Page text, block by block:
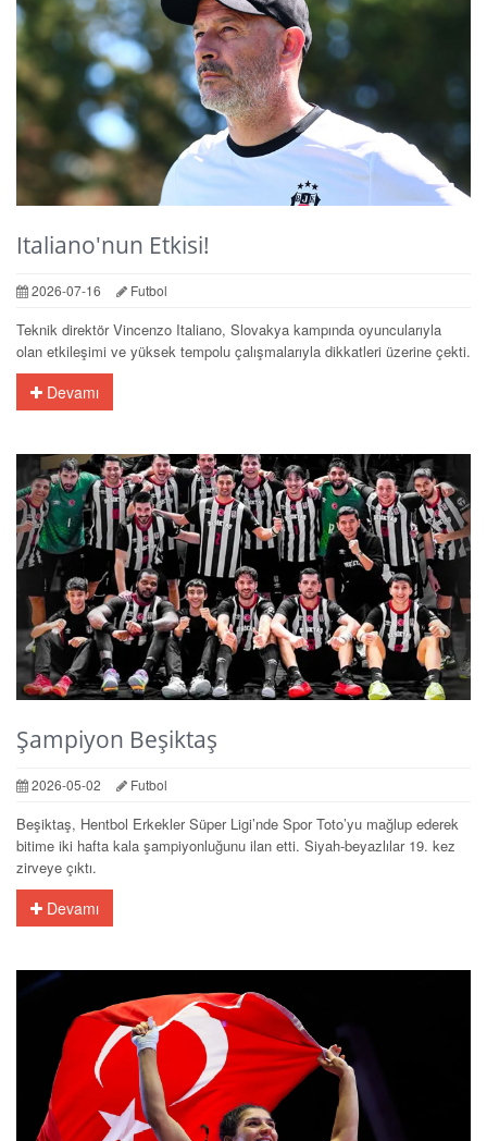
Italiano'nun Etkisi!
2026-07-16 Futbol
Teknik direktör Vincenzo Italiano, Slovakya kampında oyuncularıyla
olan etkileşimi ve yüksek tempolu çalışmalarıyla dikkatleri üzerine çekti.
Devamı
Şampiyon Beşiktaş
2026-05-02 Futbol
Beşiktaş, Hentbol Erkekler Süper Ligi’nde Spor Toto’yu mağlup ederek
bitime iki hafta kala şampiyonluğunu ilan etti. Siyah-beyazlılar 19. kez
zirveye çıktı.
Devamı